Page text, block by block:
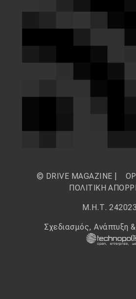
© DRIVE MAGAZINE |
ΠΟΛΙΤΙΚΗ
Μ.Η.Τ. 242023
Σχεδιασμός, Ανάπτυξη